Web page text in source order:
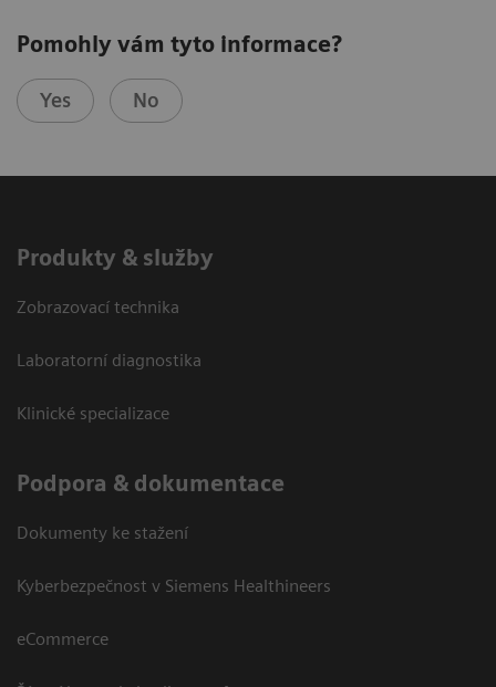
Pomohly vám tyto informace?
Yes No
Produkty & služby
Zobrazovací technika
Laboratorní diagnostika
Klinické specializace
Podpora & dokumentace
Dokumenty ke stažení
Kyberbezpečnost v Siemens Healthineers
eCommerce